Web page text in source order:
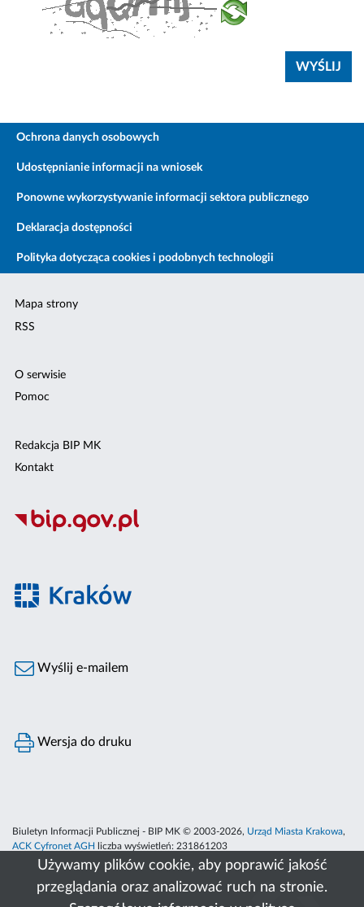
Używamy plików cookie, aby poprawić jakość
przeglądania oraz analizować ruch na stronie.
Ochrona danych osobowych
Udostępnianie informacji na wniosek
Ponowne wykorzystywanie informacji sektora publicznego
Deklaracja dostępności
Polityka dotycząca cookies i podobnych technologii
Mapa strony
RSS
O serwisie
Pomoc
Redakcja BIP MK
Kontakt
Wyślij e-mailem
Wersja do druku
Biuletyn Informacji Publicznej - BIP MK © 2003-2026, Urząd Miasta Krakowa,
ACK Cyfronet AGH
liczba wyświetleń: 231861203